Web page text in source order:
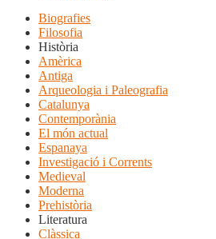
Biografies
Filosofia
Història
Amèrica
Antiga
Arqueologia i Paleografia
Catalunya
Contemporània
El món actual
Espanaya
Investigació i Corrents
Medieval
Moderna
Prehistòria
Literatura
Clàssica